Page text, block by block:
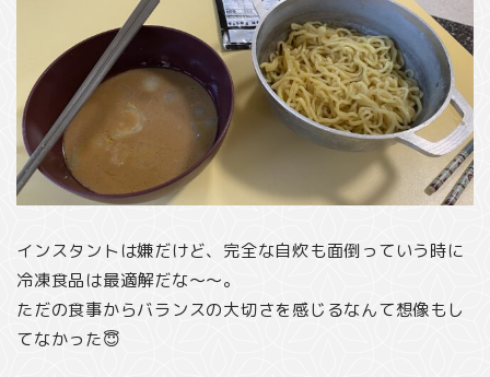
インスタントは嫌だけど、完全な自炊も面倒っていう時に
冷凍食品は最適解だな〜〜。
ただの食事からバランスの大切さを感じるなんて想像もし
てなかった😇